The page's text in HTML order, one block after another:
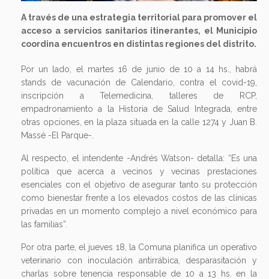
A través de una estrategia territorial para promover el
acceso a servicios sanitarios itinerantes, el Municipio
coordina encuentros en distintas regiones del distrito.
Por un lado, el martes 16 de junio de 10 a 14 hs., habrá
stands de vacunación de Calendario, contra el covid-19,
inscripción a Telemedicina, talleres de RCP,
empadronamiento a la Historia de Salud Integrada, entre
otras opciones, en la plaza situada en la calle 1274 y Juan B.
Massé -El Parque-.
Al respecto, el intendente -Andrés Watson- detalla: “Es una
política que acerca a vecinos y vecinas prestaciones
esenciales con el objetivo de asegurar tanto su protección
como bienestar frente a los elevados costos de las clínicas
privadas en un momento complejo a nivel económico para
las familias”.
Por otra parte, el jueves 18, la Comuna planifica un operativo
veterinario con inoculación antirrábica, desparasitación y
charlas sobre tenencia responsable de 10 a 13 hs. en la